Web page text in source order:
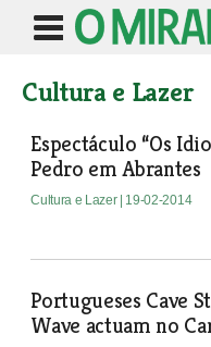
Cultura e Lazer
Espectáculo “Os
Pedro em Abrantes
Cultura e Lazer | 19-02-2014
Portugueses Cave
Wave actuam no